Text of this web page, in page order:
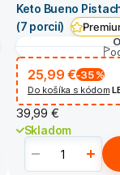
Keto Bueno
(7 porcií)
25,99 €-35%
Do košíka s kódom
39,99 €
Skladom